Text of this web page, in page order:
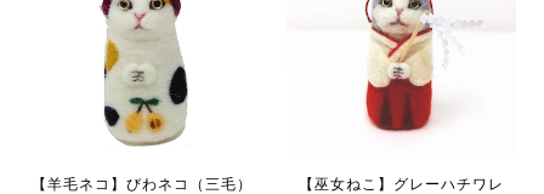
【羊毛ネコ】びわネコ（三毛）
【巫女ねこ】グレーハチワレ